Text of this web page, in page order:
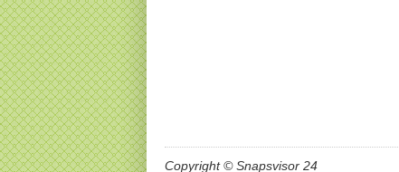
Copyright © Snapsvisor 24